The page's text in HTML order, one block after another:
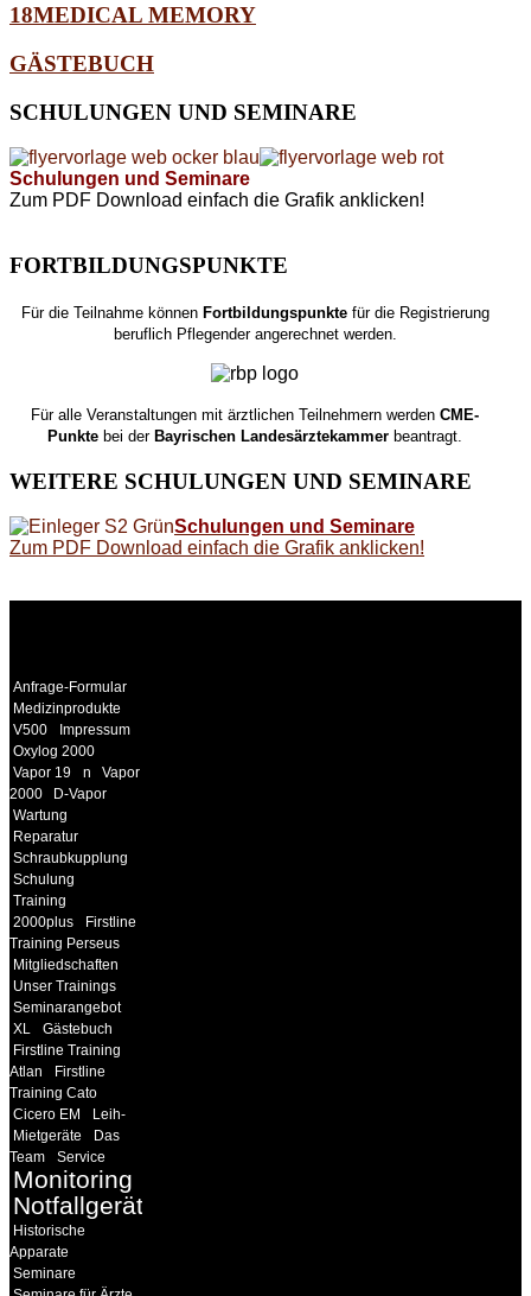
18MEDICAL MEMORY
GÄSTEBUCH
SCHULUNGEN UND SEMINARE
Schulungen und Seminare
Zum PDF Download einfach die Grafik anklicken!
FORTBILDUNGSPUNKTE
Für die Teilnahme könnenFortbildungspunktefür die Registrierung
beruflich Pflegender angerechnet werden.
Für alle Veranstaltungen mit ärztlichen Teilnehmern werdenCME-
Punkte bei derBayrischen Landesärztekammer beantragt.
WEITERE SCHULUNGEN UND SEMINARE
Schulungen und Seminare
Zum PDF Download einfach die Grafik anklicken!
Anfrage-Formular
Medizinprodukte
V500
Impressum
Oxylog 2000
Vapor 19
n
Vapor
2000
D-Vapor
Wartung
Reparatur
Schraubkupplung
Schulung
Training
2000plus
Firstline
Training Perseus
Mitgliedschaften
Unser Trainings
Seminarangebot
XL
Gästebuch
Firstline Training
Atlan
Firstline
Training Cato
Cicero EM
Leih-
Mietgeräte
Das
Team
Service
Monitoring
Notfallgeräte
Historische
Apparate
Seminare